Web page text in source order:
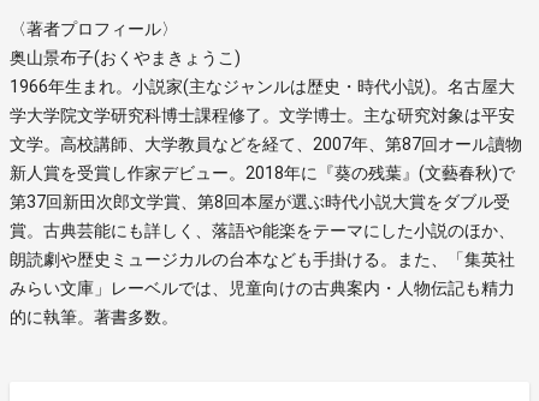
〈著者プロフィール〉
奥山景布子(おくやまきょうこ)
1966年生まれ。小説家(主なジャンルは歴史・時代小説)。名古屋大
学大学院文学研究科博士課程修了。文学博士。主な研究対象は平安
文学。高校講師、大学教員などを経て、2007年、第87回オール讀物
新人賞を受賞し作家デビュー。2018年に『葵の残葉』(文藝春秋)で
第37回新田次郎文学賞、第8回本屋が選ぶ時代小説大賞をダブル受
賞。古典芸能にも詳しく、落語や能楽をテーマにした小説のほか、
朗読劇や歴史ミュージカルの台本なども手掛ける。また、「集英社
みらい文庫」レーベルでは、児童向けの古典案内・人物伝記も精力
的に執筆。著書多数。